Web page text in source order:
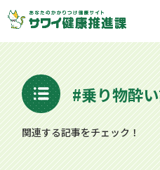
#乗り物酔
関連する記事をチェック！